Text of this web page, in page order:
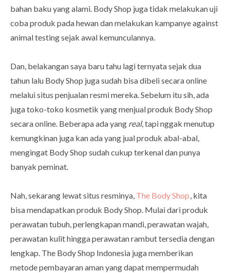
bahan baku yang alami. Body Shop juga tidak melakukan uji
coba produk pada hewan dan melakukan kampanye against
animal testing sejak awal kemunculannya.
Dan, belakangan saya baru tahu lagi ternyata sejak dua
tahun lalu Body Shop juga sudah bisa dibeli secara online
melalui situs penjualan resmi mereka. Sebelum itu sih, ada
juga toko-toko kosmetik yang menjual produk Body Shop
secara online. Beberapa ada yang real, tapi nggak menutup
kemungkinan juga kan ada yang jual produk abal-abal,
mengingat Body Shop sudah cukup terkenal dan punya
banyak peminat.
Nah, sekarang lewat situs resminya, The Body Shop, kita
bisa mendapatkan produk Body Shop. Mulai dari produk
perawatan tubuh, perlengkapan mandi, perawatan wajah,
perawatan kulit hingga perawatan rambut tersedia dengan
lengkap. The Body Shop Indonesia juga memberikan
metode pembayaran aman yang dapat mempermudah